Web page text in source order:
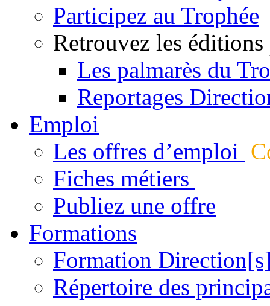
Participez au Trophée
Retrouvez les éditions
Les palmarès du
Reportages
Emploi
Les offres d’emploi
Fiches métiers
Publiez une offre
Formations
Formation
Répertoire des